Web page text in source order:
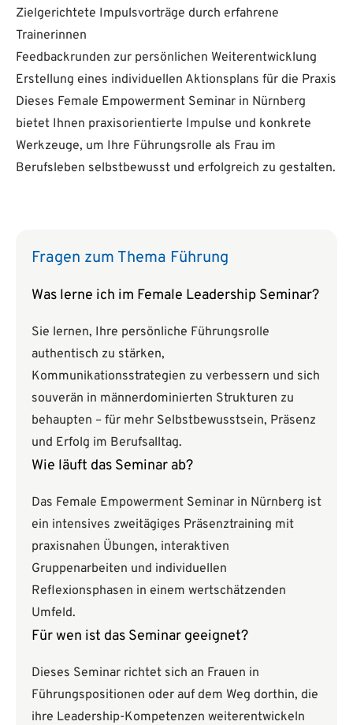
Zielgerichtete Impulsvorträge durch erfahrene
Trainerinnen
Feedbackrunden zur persönlichen Weiterentwicklung
Erstellung eines individuellen Aktionsplans für die Praxis
Dieses Female Empowerment Seminar in Nürnberg
bietet Ihnen praxisorientierte Impulse und konkrete
Werkzeuge, um Ihre Führungsrolle als Frau im
Berufsleben selbstbewusst und erfolgreich zu gestalten.
Fragen zum Thema Führung
Was lerne ich im Female Leadership Seminar?
Sie lernen, Ihre persönliche Führungsrolle
authentisch zu stärken,
Kommunikationsstrategien zu verbessern und sich
souverän in männerdominierten Strukturen zu
behaupten – für mehr Selbstbewusstsein, Präsenz
und Erfolg im Berufsalltag.
Wie läuft das Seminar ab?
Das Female Empowerment Seminar in Nürnberg ist
ein intensives zweitägiges Präsenztraining mit
praxisnahen Übungen, interaktiven
Gruppenarbeiten und individuellen
Reflexionsphasen in einem wertschätzenden
Umfeld.
Für wen ist das Seminar geeignet?
Dieses Seminar richtet sich an Frauen in
Führungspositionen oder auf dem Weg dorthin, die
ihre Leadership-Kompetenzen weiterentwickeln